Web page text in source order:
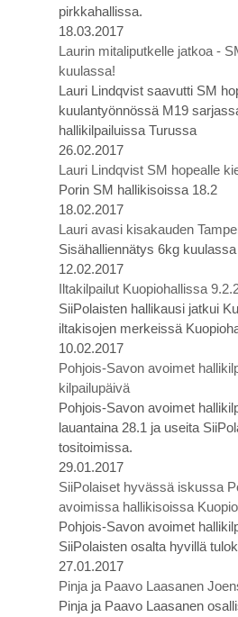
pirkkahallissa.
18.03.2017
Laurin mitaliputkelle jatkoa -
kuulassa!
Lauri Lindqvist saavutti SM
kuulantyönnössä M19
hallikilpailuissa Turussa
26.02.2017
Lauri Lindqvist SM hopealle
Porin SM hallikisoissa 18.2
18.02.2017
Lauri avasi kisakauden
Sisähalliennätys 6kg kuulassa
12.02.2017
Iltakilpailut Kuopiohallissa
SiiPolaisten hallikausi jatkui
iltakisojen merkeissä
10.02.2017
Pohjois-Savon avoimet
kilpailupäivä
Pohjois-Savon avoimet
lauantaina 28.1 ja useita
tositoimissa.
29.01.2017
SiiPolaiset hyvässä iskussa
avoimissa hallikisoissa
Pohjois-Savon avoimet
SiiPolaisten osalta hyvillä
27.01.2017
Pinja ja Paavo Laasanen
Pinja ja Paavo Laasanen